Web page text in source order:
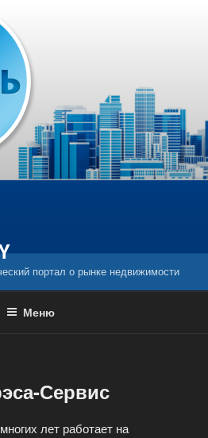
портал о рынке недвижимости
Меню
Сервис
лет работает на